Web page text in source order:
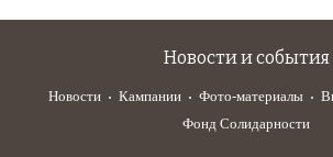
Новости и события
Новости Кампании Фото-материалы
Фонд Солидарности